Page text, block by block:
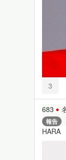
3
683
報告
HARA